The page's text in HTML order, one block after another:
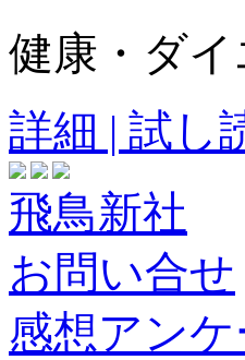
健康・ダ
詳細 | 試し
飛鳥新社
お問い合せ
感想アンケ